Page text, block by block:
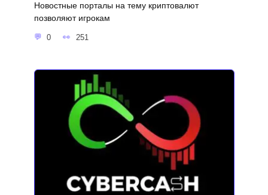
Новостные порталы на тему криптовалют
позволяют игрокам
0 251